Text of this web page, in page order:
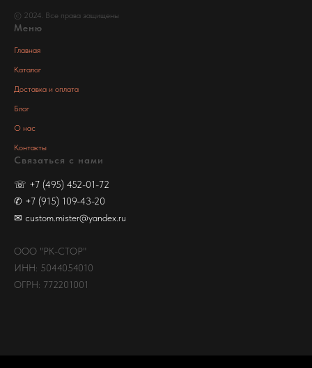
© 2024. Все права защищены
Меню
Главная
Каталог
Доставка и оплата
Блог
О нас
Контакты
Связаться с нами
☏ +7 (495) 452-01-72
✆ +7 (915) 109-43-20
✉ custom.mister@yandex.ru
ООО "РК-СТОР"
ИНН: 5044054010
ОГРН: 772201001